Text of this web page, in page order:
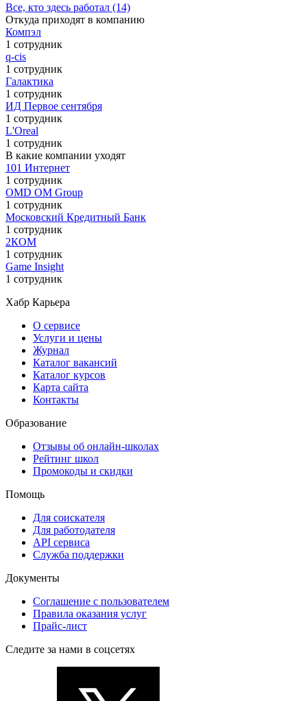
Все, кто здесь работал (14)
Откуда приходят в компанию
Компэл
1 сотрудник
q-cis
1 сотрудник
Галактика
1 сотрудник
ИД Первое сентября
1 сотрудник
L'Oreal
1 сотрудник
В какие компании уходят
101 Интернет
1 сотрудник
OMD OM Group
1 сотрудник
Московский Кредитный Банк
1 сотрудник
2КОМ
1 сотрудник
Game Insight
1 сотрудник
Хабр Карьера
О сервисе
Услуги и цены
Журнал
Каталог вакансий
Каталог курсов
Карта сайта
Контакты
Образование
Отзывы об онлайн-школах
Рейтинг школ
Промокоды и скидки
Помощь
Для соискателя
Для работодателя
API сервиса
Служба поддержки
Документы
Соглашение с пользователем
Правила оказания услуг
Прайс-лист
Следите за нами в соцсетях